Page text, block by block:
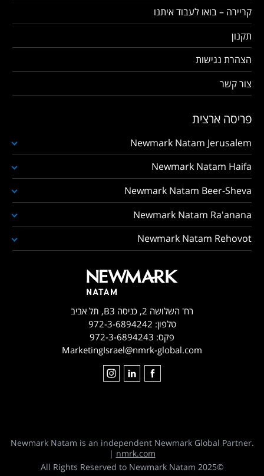
קריירה – בואו לעבוד איתנו
תקנון
הצהרת נגישות
צור קשר
פריסה ארצית
Newmark Natam Jerusalem
Newmark Natam Haifa
Newmark Natam Beer-Sheva
Newmark Natam Ra'anana
Newmark Natam Rehovot
רח' השלושה 2, כניסה B3, תל אביב
טלפון: 972-3-6894242
פקס: 972-3-6894243
MarketingIsrael@nmrk-global.com
Newmark Natam is an independent Newmark Global Partner.
| nmrk.com
©2025 All Rights Reserved to Newmark Natam